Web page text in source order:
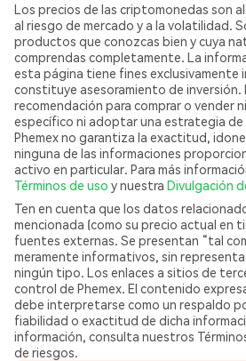
Los precios de las criptomonedas son
al riesgo de mercado y a la volatilidad.
productos que conozcas bien y cuya
comprendas completamente. La
esta página tiene fines exclusivamente
constituye asesoramiento de inversión.
recomendación para comprar o vender
específico ni adoptar una estrategia de
Phemex no garantiza la exactitud,
ninguna de las informaciones
activo en particular. Para más
Términos de uso y nuestra Divulgación
Ten en cuenta que los datos
mencionada (como su precio actual en
fuentes externas. Se presentan “tal
meramente informativos, sin
ningún tipo. Los enlaces a sitios de
control de Phemex. El contenido
debe interpretarse como un respaldo
fiabilidad o exactitud de dicha
información, consulta nuestros
de riesgos.